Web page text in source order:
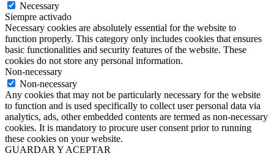
Necessary
Siempre activado
Necessary cookies are absolutely essential for the website to
function properly. This category only includes cookies that ensures
basic functionalities and security features of the website. These
cookies do not store any personal information.
Non-necessary
Non-necessary
Any cookies that may not be particularly necessary for the website
to function and is used specifically to collect user personal data via
analytics, ads, other embedded contents are termed as non-necessary
cookies. It is mandatory to procure user consent prior to running
these cookies on your website.
GUARDAR Y ACEPTAR